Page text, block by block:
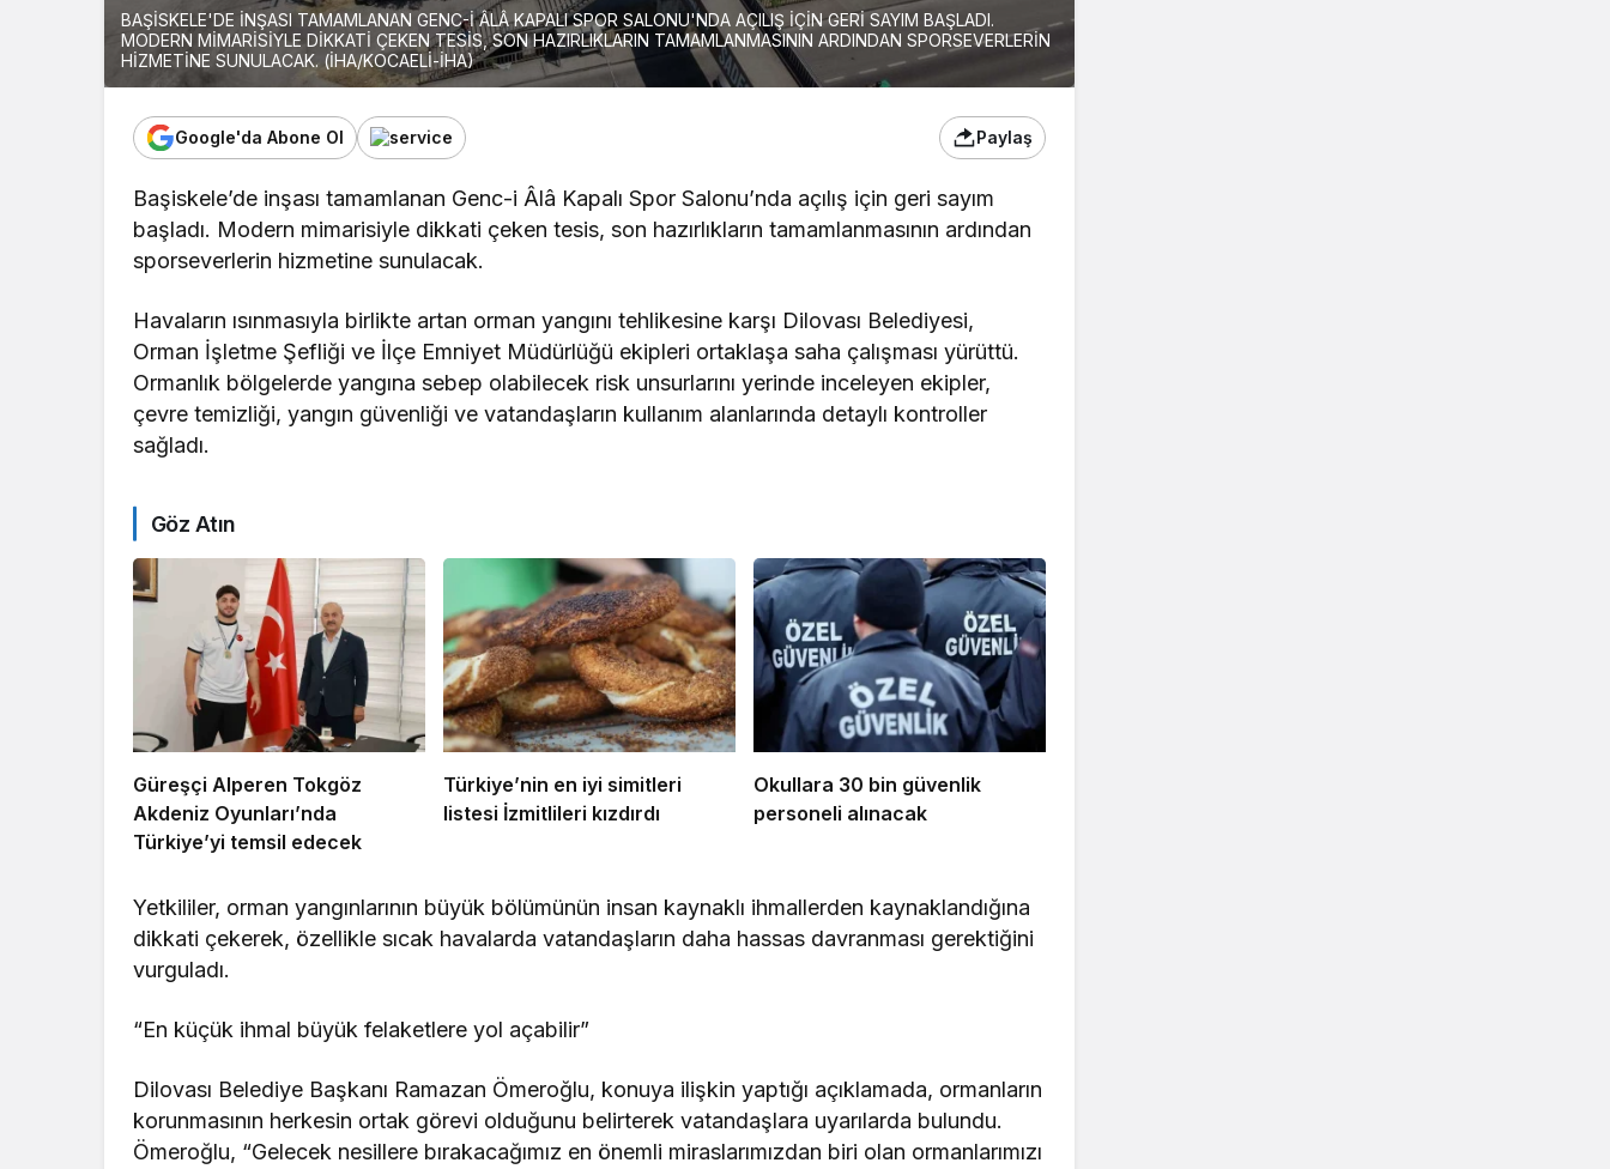
BAŞİSKELE'DE İNŞASI TAMAMLANAN GENC-İ ÂLÂ KAPALI SPOR SALONU'NDA AÇILIŞ İÇİN GERİ SAYIM BAŞLADI.
MODERN MİMARİSİYLE DİKKATİ ÇEKEN TESİS, SON HAZIRLIKLARIN TAMAMLANMASININ ARDINDAN SPORSEVERLERİN
HİZMETİNE SUNULACAK. (İHA/KOCAELİ-İHA)
Google'da Abone Ol Paylaş
Başiskele’de inşası tamamlanan Genc-i Âlâ Kapalı Spor Salonu’nda açılış için geri sayım
başladı. Modern mimarisiyle dikkati çeken tesis, son hazırlıkların tamamlanmasının ardından
sporseverlerin hizmetine sunulacak.
Havaların ısınmasıyla birlikte artan orman yangını tehlikesine karşı Dilovası Belediyesi,
Orman İşletme Şefliği ve İlçe Emniyet Müdürlüğü ekipleri ortaklaşa saha çalışması yürüttü.
Ormanlık bölgelerde yangına sebep olabilecek risk unsurlarını yerinde inceleyen ekipler,
çevre temizliği, yangın güvenliği ve vatandaşların kullanım alanlarında detaylı kontroller
sağladı.
Göz Atın
Güreşçi Alperen Tokgöz
Akdeniz Oyunları’nda
Türkiye’yi temsil edecek
Türkiye’nin en iyi simitleri
listesi İzmitlileri kızdırdı
Okullara 30 bin güvenlik
personeli alınacak
Yetkililer, orman yangınlarının büyük bölümünün insan kaynaklı ihmallerden kaynaklandığına
dikkati çekerek, özellikle sıcak havalarda vatandaşların daha hassas davranması gerektiğini
vurguladı.
“En küçük ihmal büyük felaketlere yol açabilir”
Dilovası Belediye Başkanı Ramazan Ömeroğlu, konuya ilişkin yaptığı açıklamada, ormanların
korunmasının herkesin ortak görevi olduğunu belirterek vatandaşlara uyarılarda bulundu.
Ömeroğlu, “Gelecek nesillere bırakacağımız en önemli miraslarımızdan biri olan ormanlarımızı